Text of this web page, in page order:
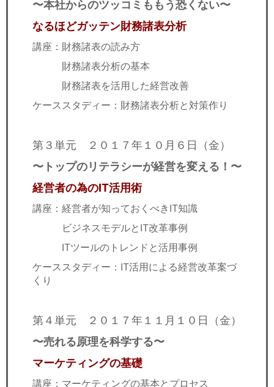
〜本社からのツッコミももう恐くない〜
なるほどガッテン財務諸表分析
講座：財務諸表の読み方
財務諸表分析の基本
財務諸表を活用した経営改善
ケーススタディー：財務諸表分析と対策作り
第３単元 ２０１７年１０月６日（金）
〜トップのリテラシーが経営を変える！〜
経営者の為のIT活用術
講座：経営者が知っておくべきIT知識
ビジネスモデルとIT改革事例
ITツールのトレンドと活用事例
ケーススタディー：IT活用による経営改革案づ
くり
第４単元 ２０１７年１１月１０日（金）
〜売れる原理を科学する〜
マーケティングの基礎
講座：マーケティングの基本とプロセス